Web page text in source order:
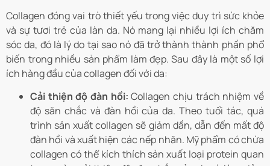
Collagen đóng vai trò thiết yếu trong việc duy trì sức khỏe
và sự tươi trẻ của làn da. Nó mang lại nhiều lợi ích chăm
sóc da, đó là lý do tại sao nó đã trở thành thành phần phổ
biến trong nhiều sản phẩm làm đẹp. Sau đây là một số lợi
ích hàng đầu của collagen đối với da:
Cải thiện độ đàn hồi: Collagen chịu trách nhiệm về
độ săn chắc và đàn hồi của da. Theo tuổi tác, quá
trình sản xuất collagen sẽ giảm dần, dẫn đến mất độ
đàn hồi và xuất hiện các nếp nhăn. Mỹ phẩm có chứa
collagen có thể kích thích sản xuất loại protein quan